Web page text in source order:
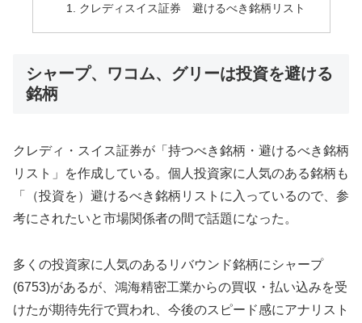
クレディスイス証券 避けるべき銘柄リスト
シャープ、ワコム、グリーは投資を避ける
銘柄
クレディ・スイス証券が「持つべき銘柄・避けるべき銘柄
リスト」を作成している。個人投資家に人気のある銘柄も
「（投資を）避けるべき銘柄リストに入っているので、参
考にされたいと市場関係者の間で話題になった。
多くの投資家に人気のあるリバウンド銘柄にシャープ
(6753)があるが、鴻海精密工業からの買収・払い込みを受
けたが期待先行で買われ、今後のスピード感にアナリスト